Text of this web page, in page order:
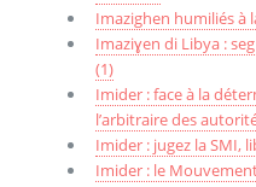
Imazighen humiliés à
Imaziɣen di Libya :
(1)
Imider : face à la
l’arbitraire des
Imider : jugez la SMI,
Imider : le